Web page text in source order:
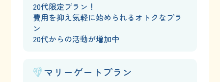
20代限定プラン！
費用を抑え気軽に始められるオトクなプラ
ン
20代からの活動が増加中
マリーゲートプラン